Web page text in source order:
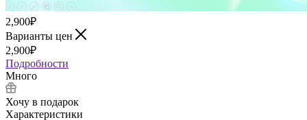
2,900₽
Варианты цен
2,900₽
Подробности
Много
Хочу в подарок
Характеристики